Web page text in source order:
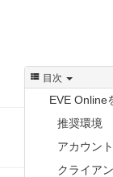
目次
EVE Online
推奨環境
アカウン
クライア